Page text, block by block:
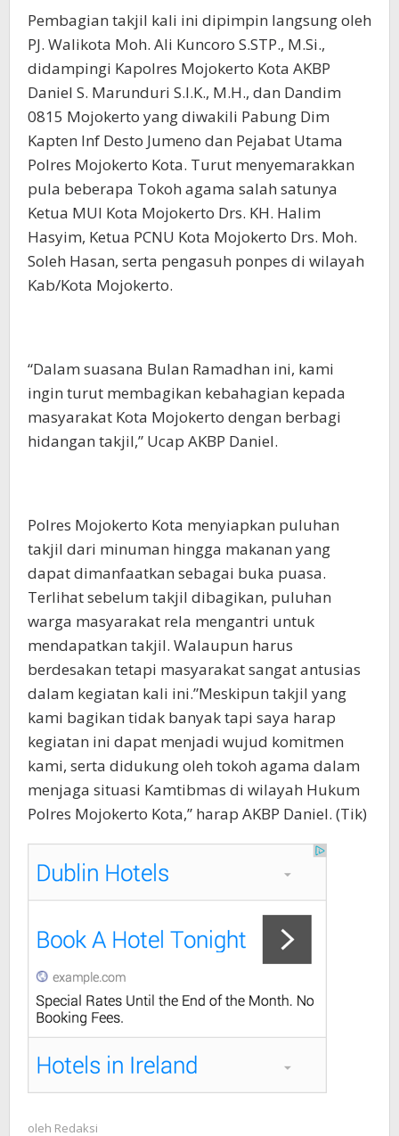
Pembagian takjil kali ini dipimpin langsung oleh
PJ. Walikota Moh. Ali Kuncoro S.STP., M.Si.,
didampingi Kapolres Mojokerto Kota AKBP
Daniel S. Marunduri S.I.K., M.H., dan Dandim
0815 Mojokerto yang diwakili Pabung Dim
Kapten Inf Desto Jumeno dan Pejabat Utama
Polres Mojokerto Kota. Turut menyemarakkan
pula beberapa Tokoh agama salah satunya
Ketua MUI Kota Mojokerto Drs. KH. Halim
Hasyim, Ketua PCNU Kota Mojokerto Drs. Moh.
Soleh Hasan, serta pengasuh ponpes di wilayah
Kab/Kota Mojokerto.
“Dalam suasana Bulan Ramadhan ini, kami
ingin turut membagikan kebahagian kepada
masyarakat Kota Mojokerto dengan berbagi
hidangan takjil,” Ucap AKBP Daniel.
Polres Mojokerto Kota menyiapkan puluhan
takjil dari minuman hingga makanan yang
dapat dimanfaatkan sebagai buka puasa.
Terlihat sebelum takjil dibagikan, puluhan
warga masyarakat rela mengantri untuk
mendapatkan takjil. Walaupun harus
berdesakan tetapi masyarakat sangat antusias
dalam kegiatan kali ini.”Meskipun takjil yang
kami bagikan tidak banyak tapi saya harap
kegiatan ini dapat menjadi wujud komitmen
kami, serta didukung oleh tokoh agama dalam
menjaga situasi Kamtibmas di wilayah Hukum
Polres Mojokerto Kota,” harap AKBP Daniel. (Tik)
oleh Redaksi